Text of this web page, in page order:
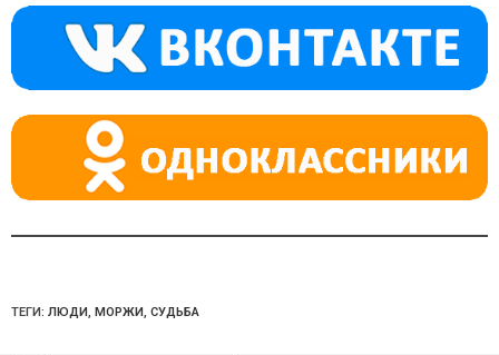
a
ss
ni
ki
m p
p
ТЕГИ: ЛЮДИ, МОРЖИ, СУДЬБА